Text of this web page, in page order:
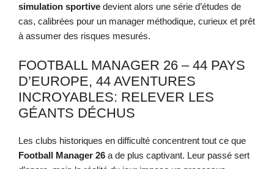
simulation sportive devient alors une série d’études de
cas, calibrées pour un manager méthodique, curieux et prêt
à assumer des risques mesurés.
FOOTBALL MANAGER 26 – 44 PAYS
D’EUROPE, 44 AVENTURES
INCROYABLES: RELEVER LES
GÉANTS DÉCHUS
Les clubs historiques en difficulté concentrent tout ce que
Football Manager 26 a de plus captivant. Leur passé sert